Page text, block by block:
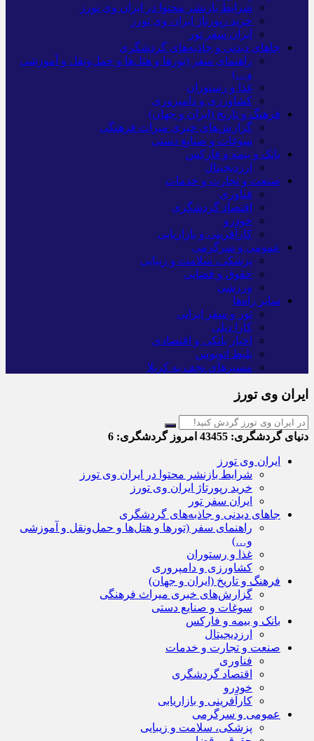
شرایط بازنشر محتوا در ایران وی تورز
خرید رپورتاژ ایران وی تورز
ایران سفر تور
جاهای دیدنی و جاذبه‌های گردشگری
راهنمای سفر (تورها و هتل‌ها و حمل‌و‌نقل و آموزشی
و…)
غذا و رستوران
کشاورزی و دامپروری
فرهنگ و تاریخ (ایران و جهان)
گزارش‌های خبری میراث فرهنگی
سوغات و صنایع دستی
بانک و بیمه و فارکس
ارزدیجیتال
صنعت و تجارت و خدمات
فناوری
اقتصاد گردشگری
خودرو
کارآفرینی و بازاریابی
عمومی و سرگرمی
پزشکی، سلامت و زیبایی
حقوق و قضایی
ورزشی
سایر راه‌ها
تور و سفر ایرانی
کارا دیلی
اخبار بانکی و اقتصادی
بلیط اتوبوس
مسیرهای نجف به کربلا
ایران وی تورز
دنیای گردشگری: امروز گردشگری:
ایران وی تورز
شرایط بازنشر محتوا در ایران وی تورز
خرید رپورتاژ ایران وی تورز
ایران سفر تور
جاهای دیدنی و جاذبه‌های گردشگری
راهنمای سفر (تورها و هتل‌ها و حمل‌و‌نقل و آموزشی
و…)
غذا و رستوران
کشاورزی و دامپروری
فرهنگ و تاریخ (ایران و جهان)
گزارش‌های خبری میراث فرهنگی
سوغات و صنایع دستی
بانک و بیمه و فارکس
ارزدیجیتال
صنعت و تجارت و خدمات
فناوری
اقتصاد گردشگری
خودرو
کارآفرینی و بازاریابی
عمومی و سرگرمی
پزشکی، سلامت و زیبایی